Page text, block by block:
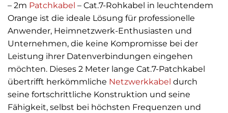
– 2m Patchkabel – Cat.7-Rohkabel in leuchtendem
Orange ist die ideale Lösung für professionelle
Anwender, Heimnetzwerk-Enthusiasten und
Unternehmen, die keine Kompromisse bei der
Leistung ihrer Datenverbindungen eingehen
möchten. Dieses 2 Meter lange Cat.7-Patchkabel
übertrifft herkömmliche Netzwerkkabel durch
seine fortschrittliche Konstruktion und seine
Fähigkeit, selbst bei höchsten Frequenzen und